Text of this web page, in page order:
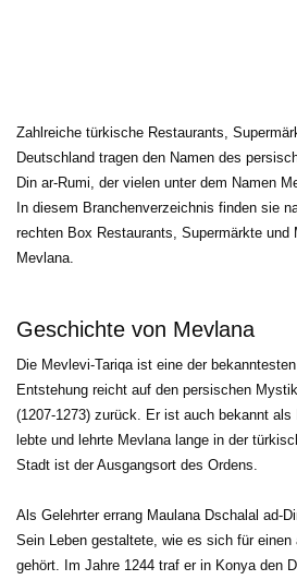
Zahlreiche türkische Restaurants,
Deutschland tragen den Namen des
Din ar-Rumi, der vielen unter dem Namen
In diesem Branchenverzeichnis finden sie
rechten Box Restaurants, Supermärkte und
Mevlana.
Geschichte von Mevlana
Die Mevlevi-Tariqa ist eine der
Entstehung reicht auf den persischen
(1207-1273) zurück. Er ist auch bekannt
lebte und lehrte Mevlana lange in der
Stadt ist der Ausgangsort des Ordens.
Als Gelehrter errang Maulana Dschalal ad-
Sein Leben gestaltete, wie es sich für einen
gehört. Im Jahre 1244 traf er in Konya den